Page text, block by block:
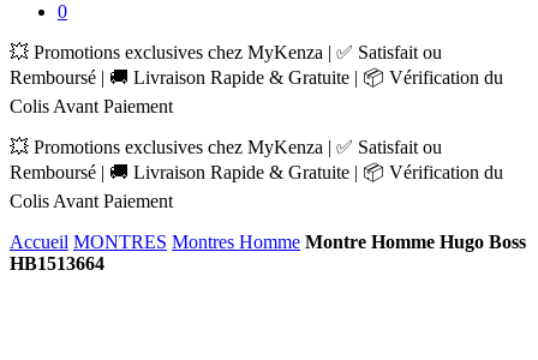
0
💥 Promotions exclusives chez MyKenza | ✅ Satisfait ou
Remboursé | 🚚 Livraison Rapide & Gratuite | 📦 Vérification du
Colis Avant Paiement
💥 Promotions exclusives chez MyKenza | ✅ Satisfait ou
Remboursé | 🚚 Livraison Rapide & Gratuite | 📦 Vérification du
Colis Avant Paiement
Accueil MONTRES Montres Homme Montre Homme Hugo Boss
HB1513664